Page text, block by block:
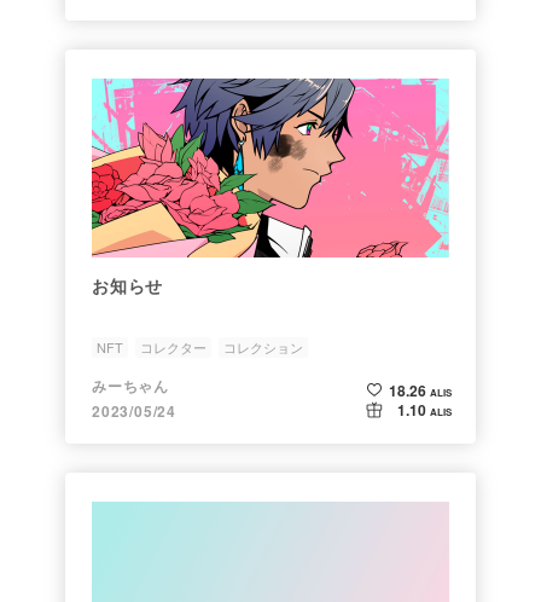
お知らせ
NFT コレクター コレクション
みーちゃん
2023/05/24
18.26 ALIS
1.10 ALIS